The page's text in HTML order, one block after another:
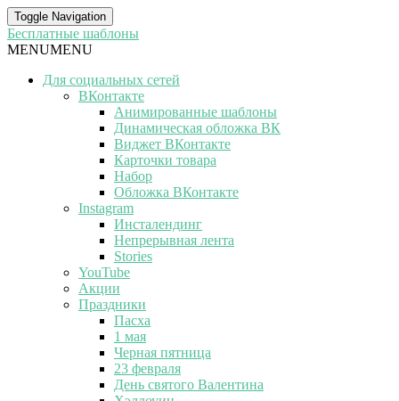
Toggle Navigation
Бесплатные шаблоны
MENUMENU
Для социальных сетей
ВКонтакте
Анимированные шаблоны
Динамическая обложка ВК
Виджет ВКонтакте
Карточки товара
Набор
Обложка ВКонтакте
Instagram
Инсталендинг
Непрерывная лента
Stories
YouTube
Акции
Праздники
Пасха
1 мая
Черная пятница
23 февраля
День святого Валентина